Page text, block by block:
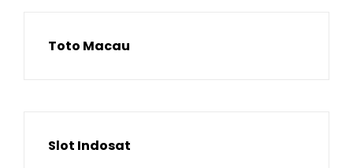
Toto Macau
Slot Indosat